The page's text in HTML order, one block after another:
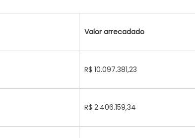
Valor arrecadado
R$ 10.097.381,23
R$ 2.406.159,34